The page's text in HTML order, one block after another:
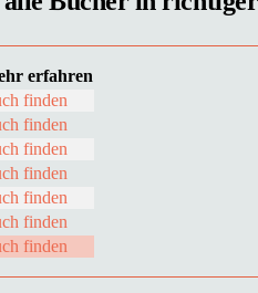
erfahren
finden
finden
finden
finden
finden
finden
finden